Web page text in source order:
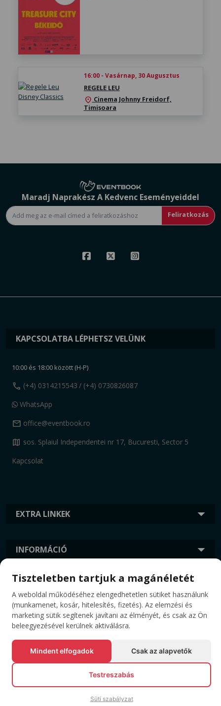
16:00 - Vasárnap, 30 Augusztus
REGELE LEU
location_on Cinema Johnny Freidorf,
Timișoara
Maradj Naprakész A Kedvenc Eseményeiddel
Feliratkozás
EXTRA LINKEK
INFORMÁCIÓ
KAPCSOLATBA LÉPHETSZ VELÜNK
10:00 és 18:00 között (H-P)
call (+4) 0314215543 / (+4) 0730826087
WhatsApp
mail office@eventbook.ro
map sos. Splaiul Independentei nr 17, Bucuresti, Sector 5
Kapcsolat
CÍMKÉK
© Minden jog fenntartva EVENTBOOK SRL.
Tiszteletben tartjuk a magánéletét
A weboldal működéséhez elengedhetetlen sütiket használunk
(munkamenet, kosár, hitelesítés, fizetés). Az elemzési és
marketing sütik segítenek javítani az élményét, és csak az Ön
beleegyezésével kerülnek aktiválásra.
Mindent elfogadok Csak az alapvetők
Testreszabás
Süti szabályzat